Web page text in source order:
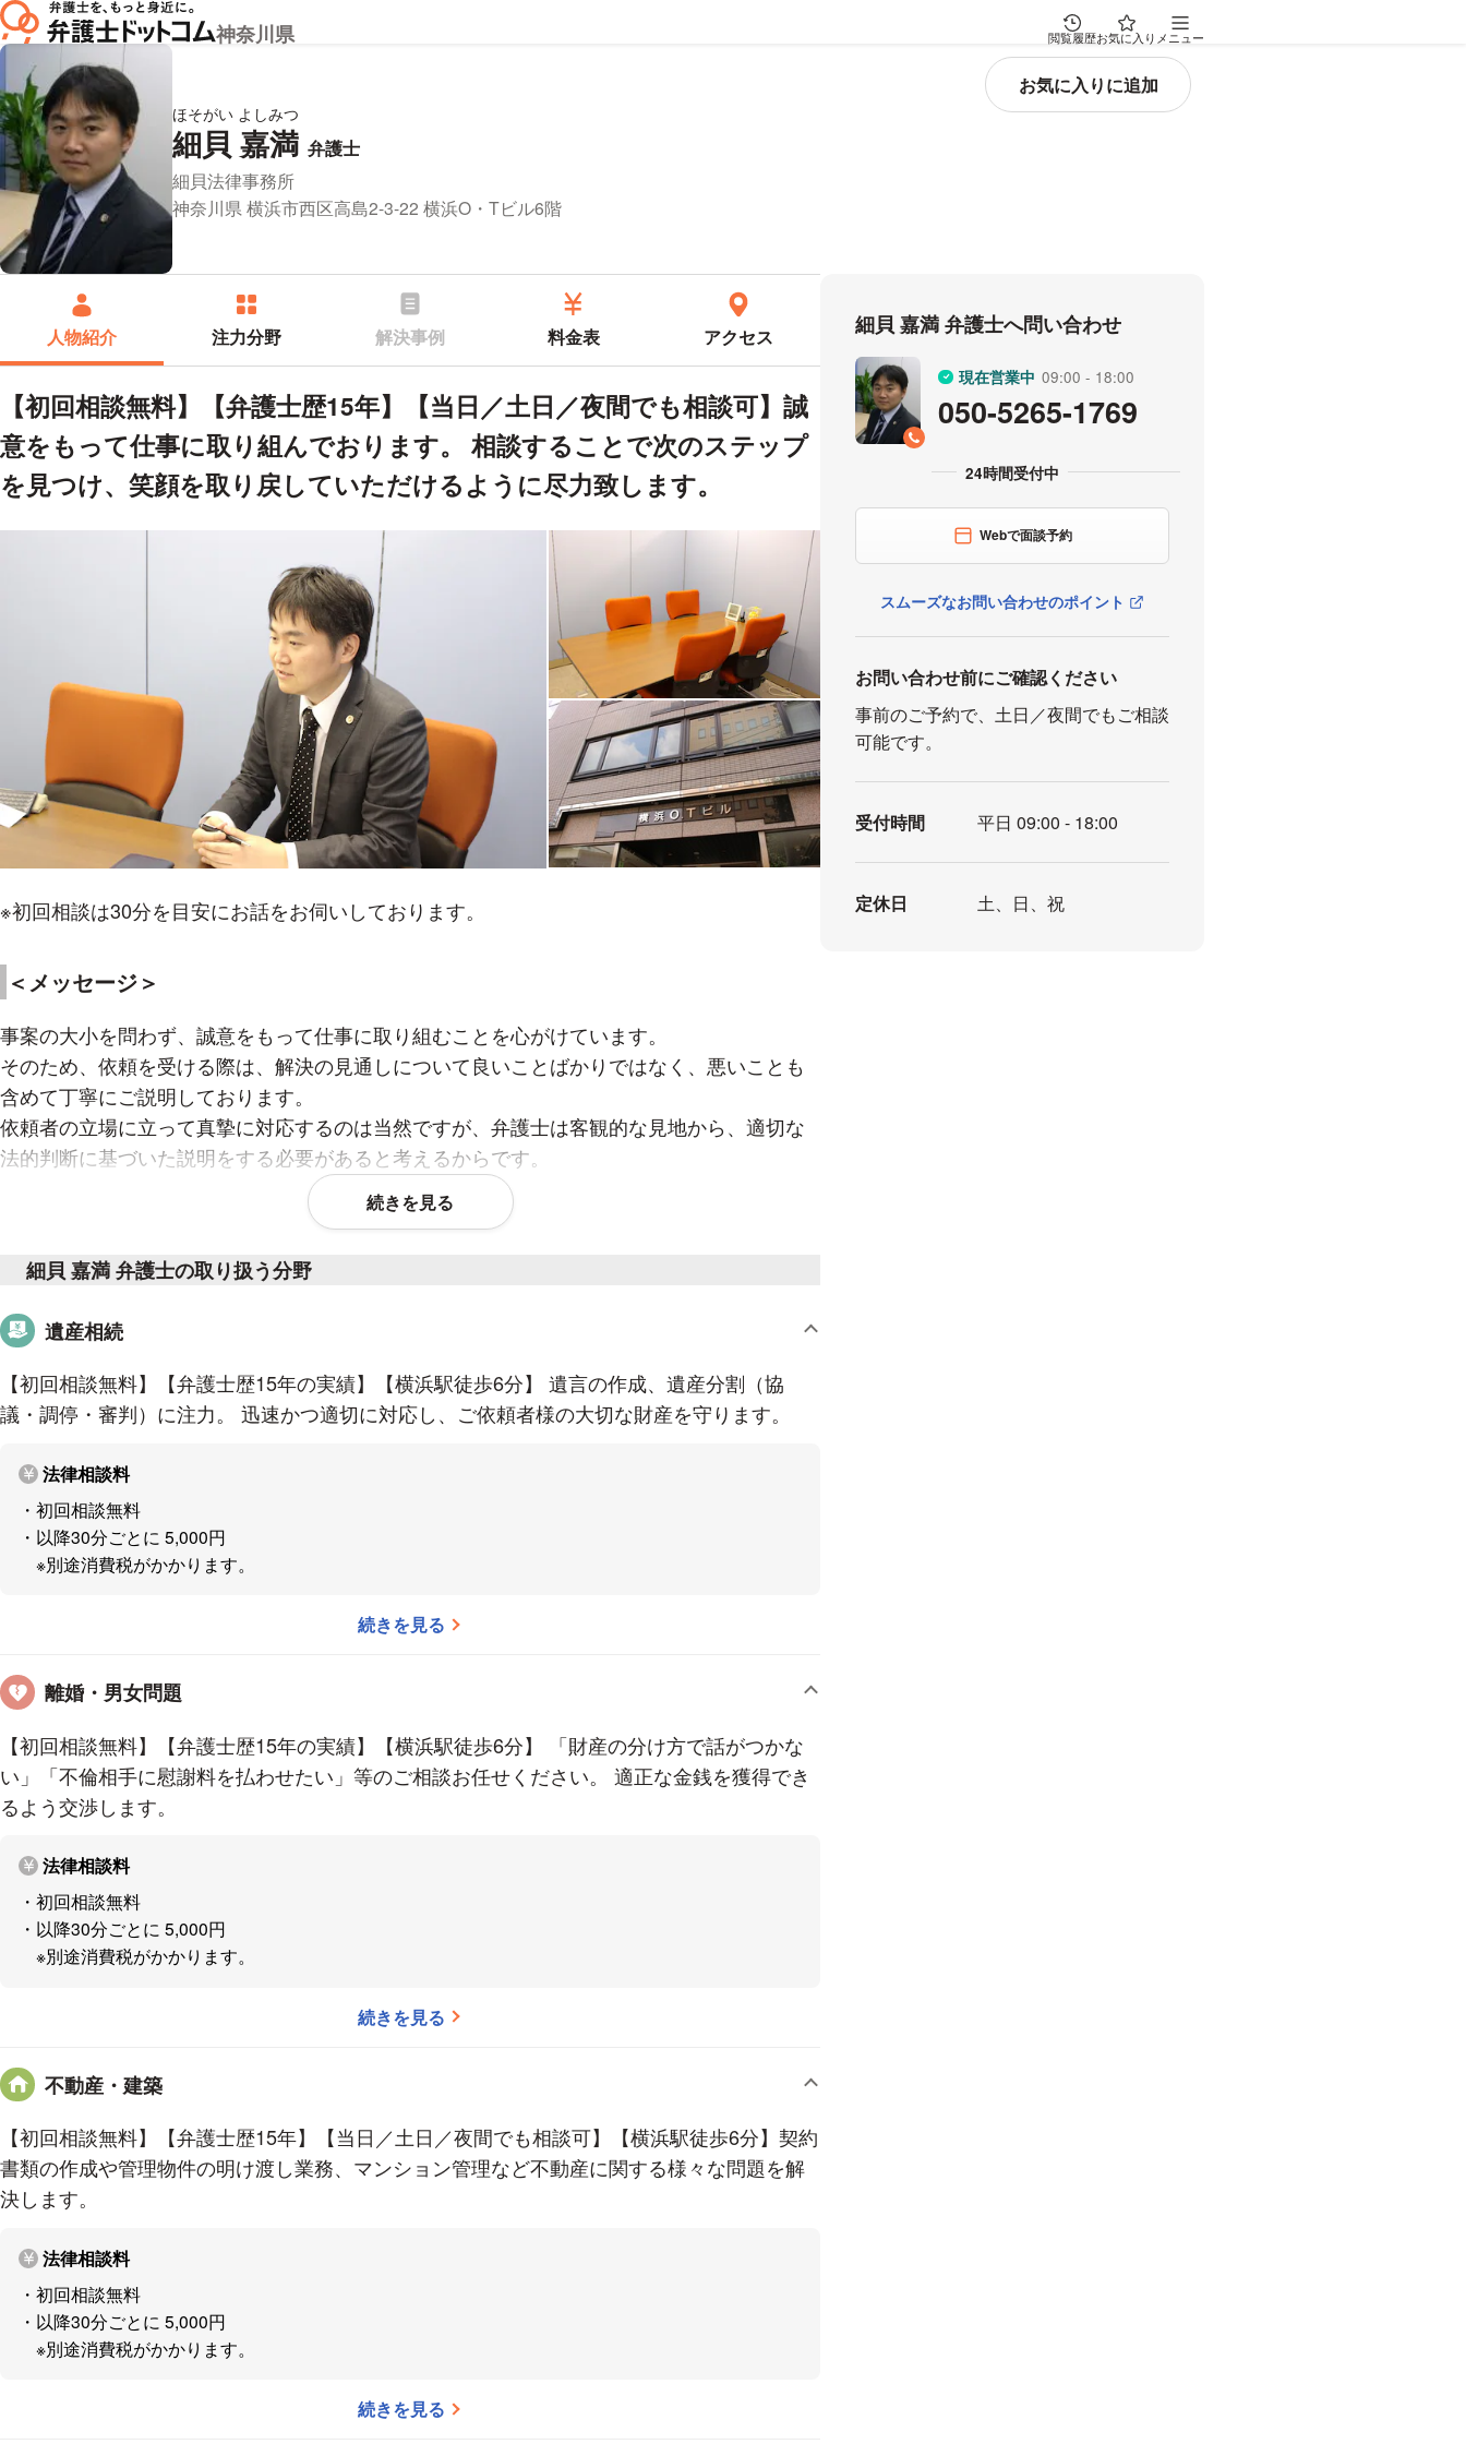
神奈川県 閲覧履歴お気に入り メニュー
ほそがい よしみつ
細貝 嘉満 弁護士
所属事務所：
細貝法律事務所
所在地：
神奈川県 横浜市西区高島2-3-22 横浜O・Tビル6階
人物紹介 注力分野 解決事例 料金表 アクセス
【初回相談無料】【弁護士歴15年】【当日／土日／夜間でも相談可】誠
意をもって仕事に取り組んでおります。 相談することで次のステップ
を見つけ、笑顔を取り戻していただけるように尽力致します。
※初回相談は30分を目安にお話をお伺いしております。
＜メッセージ＞
事案の大小を問わず、誠意をもって仕事に取り組むことを心がけています。
そのため、依頼を受ける際は、解決の見通しについて良いことばかりではなく、悪いことも
含めて丁寧にご説明しております。
依頼者の立場に立って真摯に対応するのは当然ですが、弁護士は客観的な見地から、適切な
法的判断に基づいた説明をする必要があると考えるからです。
相談者は、ご自身でも情報が混乱していることがよくありますので、平易な言葉で、丁寧に
また、相談者から話を聞く中で、状況を整理しつつ、的確な問題提起・問題解決の手段を提
＜取り扱い案件＞
離婚問題
財産分与
慰謝料請求
養育費請求
親権問題
賃料・売買代金等の債権回収
不動産登記申請
元請け・下請けなどの建築業者間のトラブル
地代・家賃交渉
近隣トラブル（騒音・日照・悪臭・ペット問題）
境界確定
相続
生前贈与
成年後見
事業承継
遺留分の減殺請求
不動産・土地の相続
＜事務所の特徴・強み＞
土日・夜間でも相談可能
現地調査、相手方との交渉など、遠方への出張であってもフットワーク良く動きます。
＜このような声をいただいております＞
続きを見る
細貝 嘉満 弁護士の取り扱う分野
遺産相続
【初回相談無料】【弁護士歴15年の実績】【横浜駅徒歩6分】 遺言の作成、遺産分割（協
議・調停・審判）に注力。 迅速かつ適切に対応し、ご依頼者様の大切な財産を守ります。
法律相談料
・初回相談無料
・以降30分ごとに 5,000円
※別途消費税がかかります。
続きを見る
離婚・男女問題
【初回相談無料】【弁護士歴15年の実績】【横浜駅徒歩6分】 「財産の分け方で話がつかな
い」「不倫相手に慰謝料を払わせたい」等のご相談お任せください。 適正な金銭を獲得でき
るよう交渉します。
法律相談料
・初回相談無料
・以降30分ごとに 5,000円
※別途消費税がかかります。
続きを見る
不動産・建築
【初回相談無料】【弁護士歴15年】【当日／土日／夜間でも相談可】【横浜駅徒歩6分】契約
書類の作成や管理物件の明け渡し業務、マンション管理など不動産に関する様々な問題を解
決します。
法律相談料
・初回相談無料
・以降30分ごとに 5,000円
※別途消費税がかかります。
続きを見る
細貝 嘉満 弁護士へ問い合わせ
現在営業中 受付時間
09:00 18:00
050-5265-1769
Webで面談予約
スムーズなお問い合わせのポイント
お問い合わせ前にご確認ください
事前のご予約で、土日／夜間でもご相談
可能です。
受付時間 平日 09:00 - 18:00
定休日 土、日、祝